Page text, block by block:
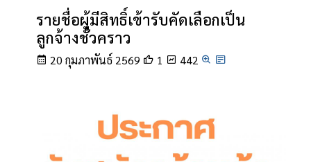
รายชื่อผู้มีสิทธิ์เข้ารับคัดเลือกเป็น
ลูกจ้างชั่วคราว
20 กุมภาพันธ์ 2569 1 442